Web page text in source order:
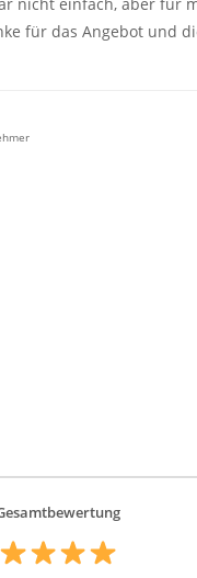
für das Angebot und